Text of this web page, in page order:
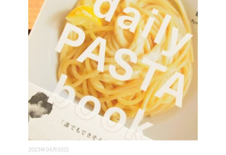
2023年04月03日